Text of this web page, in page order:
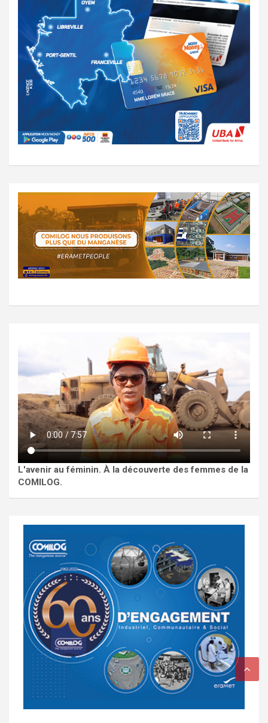
L'avenir au féminin. À la découverte des femmes de la
COMILOG.